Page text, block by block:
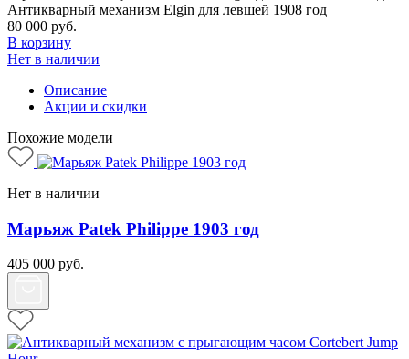
Антикварный механизм Elgin для левшей 1908 год
80 000 руб.
В корзину
Нет в наличии
Описание
Акции и скидки
Похожие модели
Нет в наличии
Марьяж Patek Philippe 1903 год
405 000 руб.